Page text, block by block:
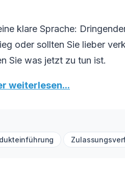
klare Sprache:
oder sollten Sie lieber
Sie was jetzt zu tun ist.
weiterlesen...